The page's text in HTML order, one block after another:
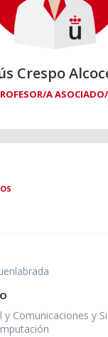
Crespo
A
y Comunicaciones y